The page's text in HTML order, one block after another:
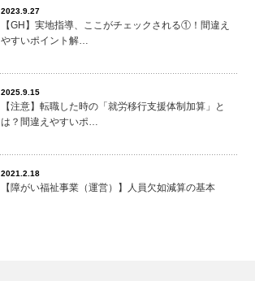
2023.9.27
【GH】実地指導、ここがチェックされる①！間違え
やすいポイント解…
2025.9.15
【注意】転職した時の「就労移行支援体制加算」と
は？間違えやすいポ…
2021.2.18
【障がい福祉事業（運営）】人員欠如減算の基本